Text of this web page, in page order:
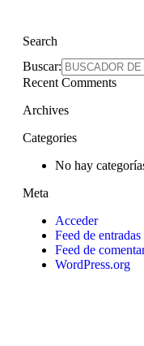
Search
Buscar:
Recent Comments
Archives
Categories
No hay
Meta
Acceder
Feed de entradas
Feed de
WordPress.org